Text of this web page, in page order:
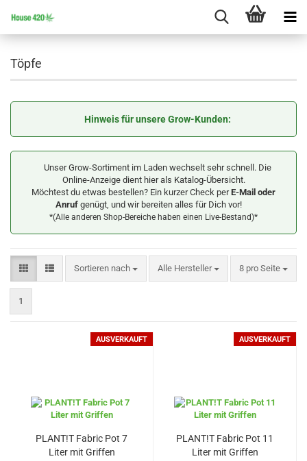
Töpfe
Hinweis für unsere Grow-Kunden:
Unser Grow-Sortiment im Laden wechselt sehr schnell. Die
Online-Anzeige dient hier als Katalog-Übersicht.
Möchtest du etwas bestellen? Ein kurzer Check perE-Mail oder
Anrufgenügt, und wir bereiten alles für Dich vor!
*(Alle anderen Shop-Bereiche haben einen Live-Bestand)*
Sortieren nach
Sortieren nach Alle Hersteller 8 pro Seite
pro Seite
1
AUSVERKAUFT
PLANT!T Fabric Pot 7
Liter mit Griffen
AUSVERKAUFT
PLANT!T Fabric Pot 11
Liter mit Griffen